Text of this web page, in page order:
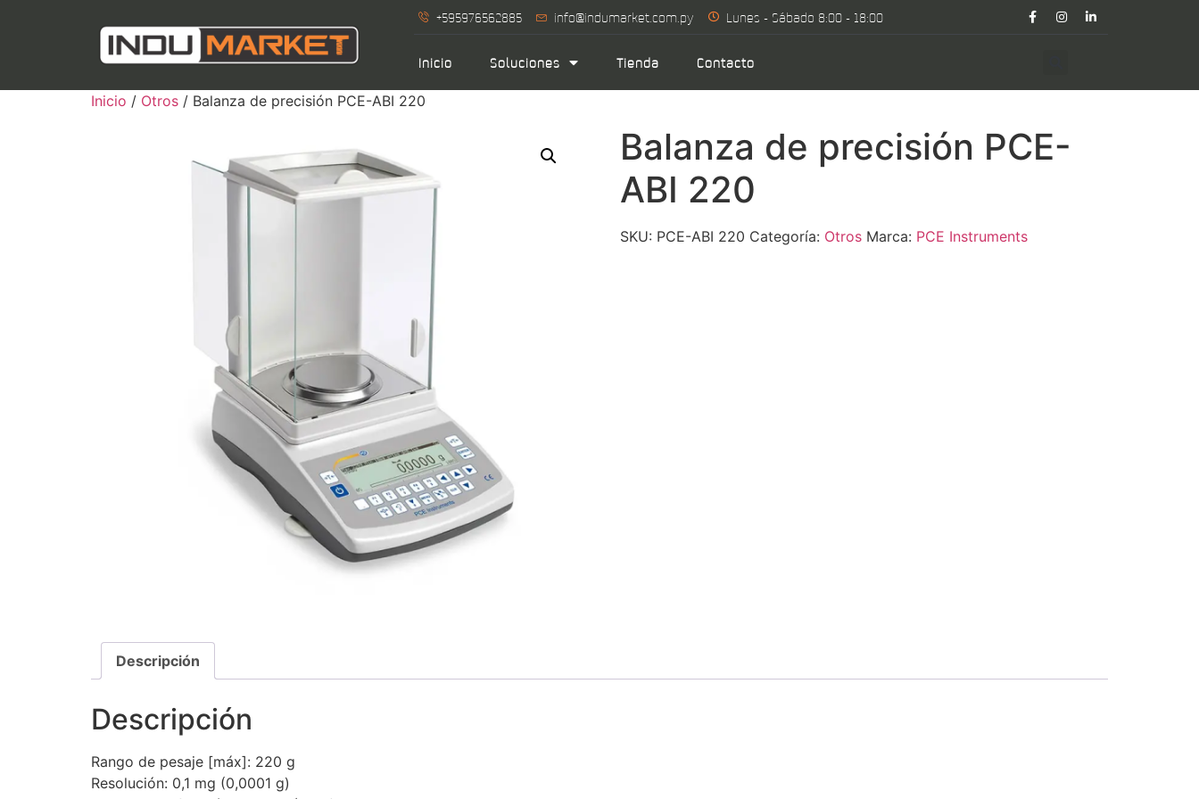
+595976562885 info@indumarket.com.py Lunes - Sábado 8:00 - 18:00
Inicio Soluciones Tienda Contacto
Inicio / Otros / Balanza de precisión PCE-ABI 220
Balanza de precisión PCE-
ABI 220
SKU: PCE-ABI 220 Categoría: Otros Marca: PCE Instruments
Descripción
Descripción
Rango de pesaje [máx]: 220 g
Resolución: 0,1 mg (0,0001 g)